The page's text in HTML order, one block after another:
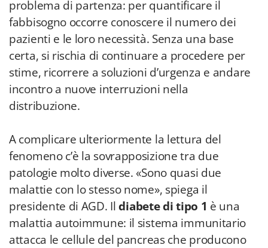
problema di partenza: per quantificare il
fabbisogno occorre conoscere il numero dei
pazienti e le loro necessità. Senza una base
certa, si rischia di continuare a procedere per
stime, ricorrere a soluzioni d’urgenza e andare
incontro a nuove interruzioni nella
distribuzione.
A complicare ulteriormente la lettura del
fenomeno c’è la sovrapposizione tra due
patologie molto diverse. «Sono quasi due
malattie con lo stesso nome», spiega il
presidente di AGD. Ildiabete di tipo 1 è una
malattia autoimmune: il sistema immunitario
attacca le cellule del pancreas che producono